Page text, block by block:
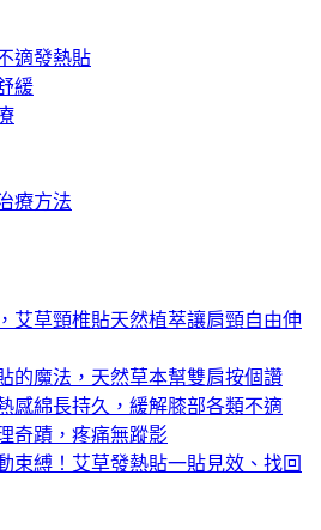
適發熱貼
緩
療方法
艾草頸椎貼天然植萃讓肩頸自由伸
的魔法，天然草本幫雙肩按個讚
感綿長持久，緩解膝部各類不適
奇蹟，疼痛無蹤影
束縛！艾草發熱貼一貼見效、找回